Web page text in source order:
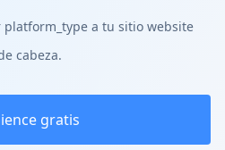
platform_type a tu sitio website
cabeza.
gratis